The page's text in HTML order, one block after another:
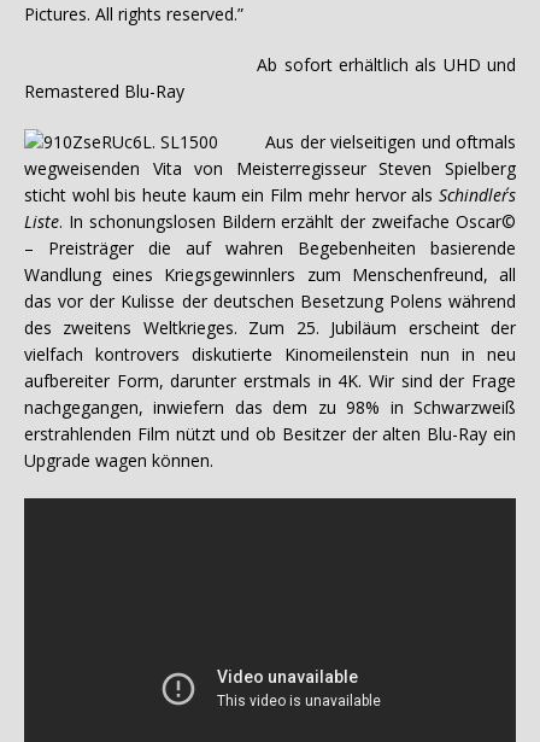
Pictures. All rights reserved.”
Ab sofort erhältlich als UHD und
Remastered Blu-Ray
Aus der vielseitigen und oftmals
wegweisenden Vita von Meisterregisseur Steven Spielberg
sticht wohl bis heute kaum ein Film mehr hervor als Schindler´s
Liste. In schonungslosen Bildern erzählt der zweifache Oscar©
– Preisträger die auf wahren Begebenheiten basierende
Wandlung eines Kriegsgewinnlers zum Menschenfreund, all
das vor der Kulisse der deutschen Besetzung Polens während
des zweitens Weltkrieges. Zum 25. Jubiläum erscheint der
vielfach kontrovers diskutierte Kinomeilenstein nun in neu
aufbereiter Form, darunter erstmals in 4K. Wir sind der Frage
nachgegangen, inwiefern das dem zu 98% in Schwarzweiß
erstrahlenden Film nützt und ob Besitzer der alten Blu-Ray ein
Upgrade wagen können.